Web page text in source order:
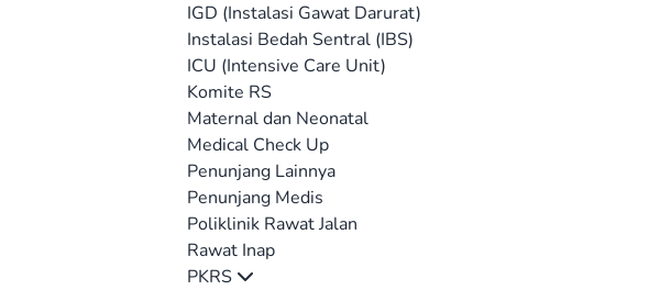
IGD (Instalasi Gawat Darurat)
Instalasi Bedah Sentral (IBS)
ICU (Intensive Care Unit)
Komite RS
Maternal dan Neonatal
Medical Check Up
Penunjang Lainnya
Penunjang Medis
Poliklinik Rawat Jalan
Rawat Inap
PKRS